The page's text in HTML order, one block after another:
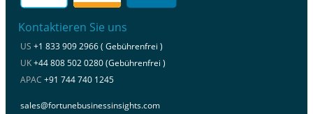
Kontaktieren Sie uns
US +1 833 909 2966 ( Gebührenfrei )
UK+44 808 502 0280 (Gebührenfrei )
APAC +91 744 740 1245
sales@fortunebusinessinsights.com